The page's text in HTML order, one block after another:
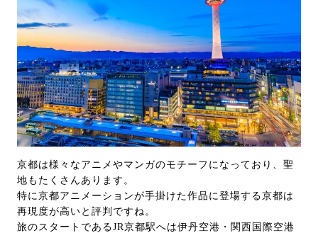
京都は様々なアニメやマンガのモチーフになっており、聖
地もたくさんあります。
特に京都アニメーションが手掛けた作品に登場する京都は
再現度が高いと評判ですね。
旅のスタートであるJR京都駅へは伊丹空港・関西国際空港